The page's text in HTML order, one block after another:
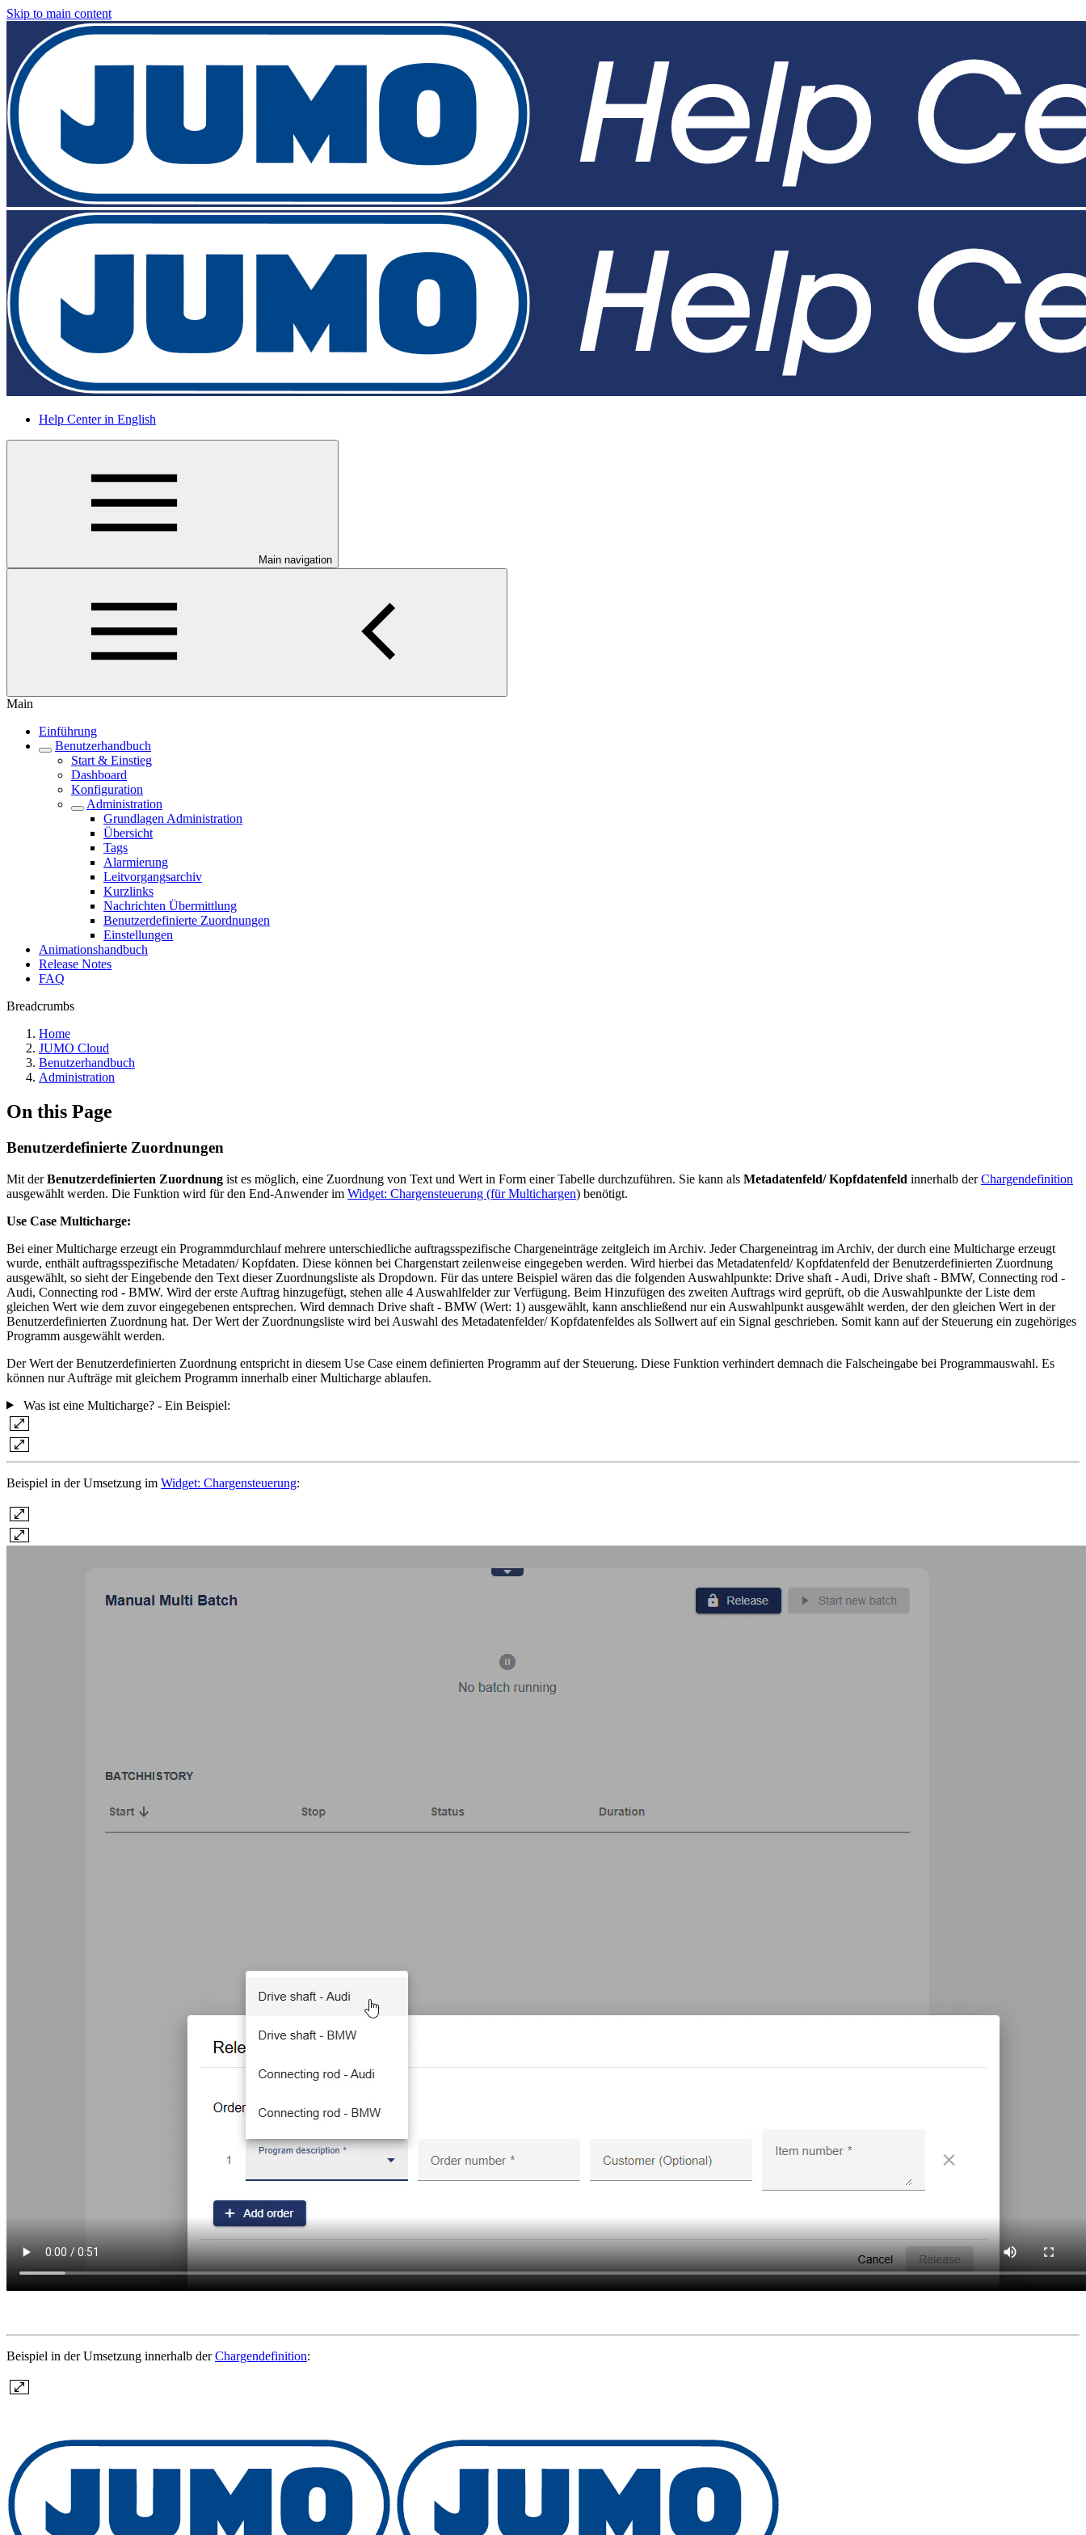
Skip to main content
Help Center in English
Main navigation
Main
Einführung
Benutzerhandbuch
Start & Einstieg
Dashboard
Konfiguration
Administration
Grundlagen Administration
Übersicht
Tags
Alarmierung
Leitvorgangsarchiv
Kurzlinks
Nachrichten Übermittlung
Benutzerdefinierte Zuordnungen
Einstellungen
Animationshandbuch
Release Notes
FAQ
Breadcrumbs
Home
JUMO Cloud
Benutzerhandbuch
Administration
On this Page
Benutzerdefinierte Zuordnungen
Mit derBenutzerdefinierten Zuordnung ist es möglich, eine Zuordnung von Text und Wert in Form einer Tabelle durchzuführen. Sie kann als Metadatenfeld/ Kopfdatenfeld innerhalb derChargendefinition
ausgewählt werden. Die Funktion wird für den End-Anwender im Widget: Chargensteuerung (für Multichargen) benötigt.
Use Case Multicharge:
Bei einer Multicharge erzeugt ein Programmdurchlauf mehrere unterschiedliche auftragsspezifische Chargeneinträge zeitgleich im Archiv. Jeder Chargeneintrag im Archiv, der durch eine Multicharge erzeugt
wurde, enthält auftragsspezifische Metadaten/ Kopfdaten. Diese können bei Chargenstart zeilenweise eingegeben werden. Wird hierbei das Metadatenfeld/ Kopfdatenfeld der Benutzerdefinierten Zuordnung
ausgewählt, so sieht der Eingebende den Text dieser Zuordnungsliste als Dropdown. Für das untere Beispiel wären das die folgenden Auswahlpunkte: Drive shaft - Audi, Drive shaft - BMW, Connecting rod -
Audi, Connecting rod - BMW. Wird der erste Auftrag hinzugefügt, stehen alle 4 Auswahlfelder zur Verfügung. Beim Hinzufügen des zweiten Auftrags wird geprüft, ob die Auswahlpunkte der Liste dem
gleichen Wert wie dem zuvor eingegebenen entsprechen. Wird demnach Drive shaft - BMW (Wert: 1) ausgewählt, kann anschließend nur ein Auswahlpunkt ausgewählt werden, der den gleichen Wert in der
Benutzerdefinierten Zuordnung hat. Der Wert der Zuordnungsliste wird bei Auswahl des Metadatenfelder/ Kopfdatenfeldes als Sollwert auf ein Signal geschrieben. Somit kann auf der Steuerung ein zugehöriges
Programm ausgewählt werden.
Der Wert der Benutzerdefinierten Zuordnung entspricht in diesem Use Case einem definierten Programm auf der Steuerung. Diese Funktion verhindert demnach die Falscheingabe bei Programmauswahl. Es
können nur Aufträge mit gleichem Programm innerhalb einer Multicharge ablaufen.
Was ist eine Multicharge? - Ein Beispiel:
Beispiel in der Umsetzung im Widget: Chargensteuerung:
Beispiel in der Umsetzung innerhalb derChargendefinition: